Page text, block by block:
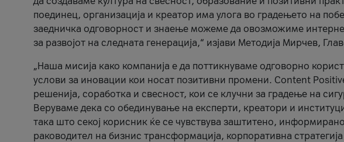
поединец, организација и креатор има улога во градењето на
заедничка одговорност и знаење можеме да овозможиме
за развојот на следната генерација,“ изјави Методија Мирчев,
„Наша мисија како компанија е да поттикнуваме одговорно
услови за иновации кои носат позитивни промени. Content
решенија, соработка и свесност, кои се клучни за градење на
Веруваме дека со обединување на експерти, креатори и
така што секој корисник ќе се чувствува заштитено,
раководител на бизнис трансформација, корпоративна